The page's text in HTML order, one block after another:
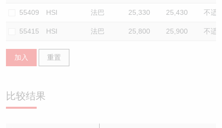
55409 HSI 法巴 25,330 25,430 不适
55415 HSI 法巴 25,800 25,900 不适
加入 重置
比较结果